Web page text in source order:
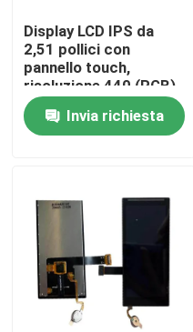
Casa
Video
Manifestazione di VR
Display LCD IPS da
2,51 pollici con
pannello touch,
risoluzione 440 (RGB)
x 696 e luminosità di
850 cd/m2,
interfaccia MIPI
Invia richiesta